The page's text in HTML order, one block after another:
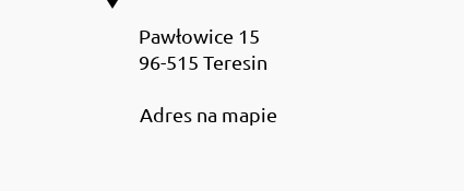
Pawłowice 15
96-515 Teresin
Adres na mapie